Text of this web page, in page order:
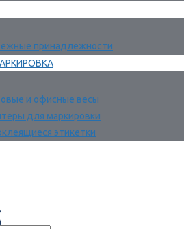
принадлежности
и офисные весы
для маркировки
этикетки